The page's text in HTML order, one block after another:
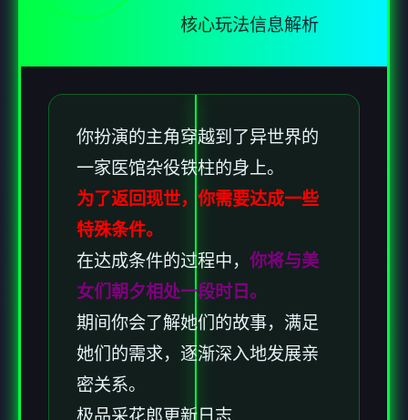
核心玩法信息解析
你扮演的主角穿越到了异世界的
一家医馆杂役铁柱的身上。
为了返回现世，你需要达成一些
特殊条件。
在达成条件的过程中， 你将与美
女们朝夕相处一段时日。
期间你会了解她们的故事，满足
她们的需求，逐渐深入地发展亲
密关系。
极品采花郎更新日志